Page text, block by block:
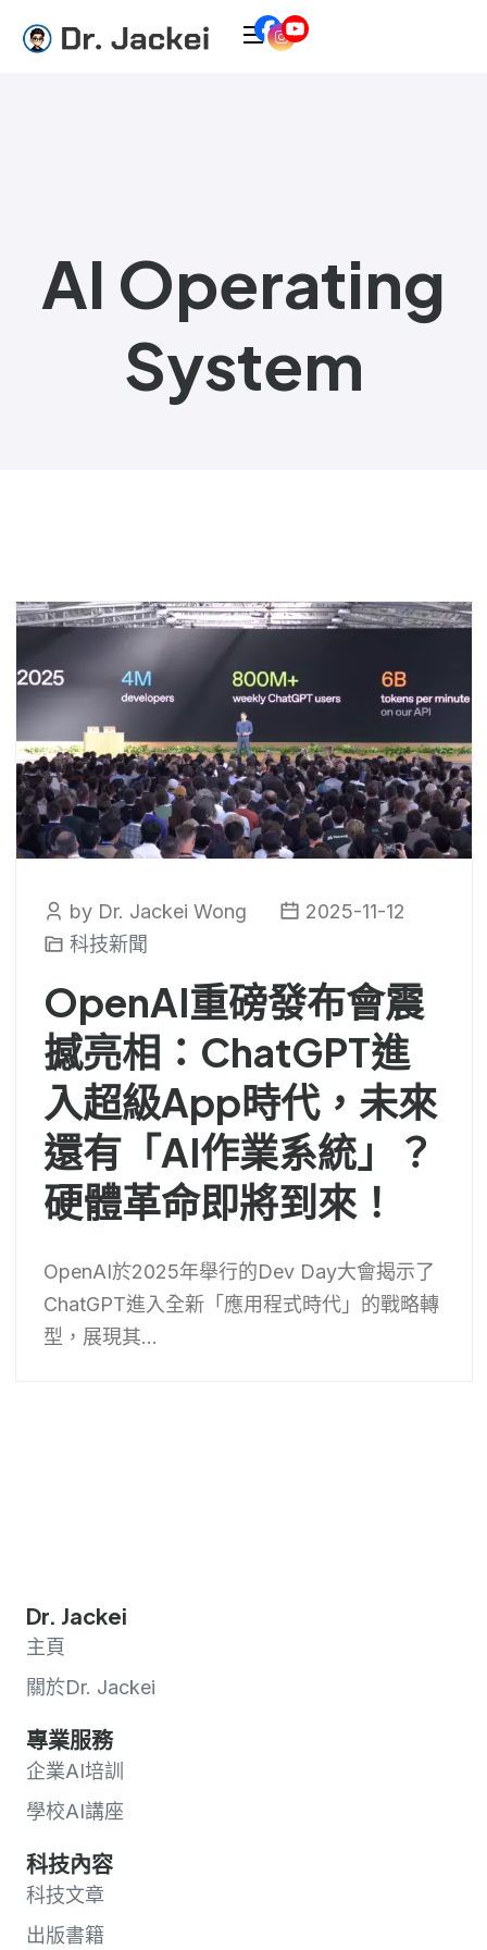
AI Operating
System
by Dr. Jackei Wong
2025-11-12
科技新聞
OpenAI重磅發布會震
撼亮相：ChatGPT進
入超級App時代，未來
還有「AI作業系統」？
硬體革命即將到來！
OpenAI於2025年舉行的Dev Day大會揭示了
ChatGPT進入全新「應用程式時代」的戰略轉
型，展現其...
Dr. Jackei
主頁
關於Dr. Jackei
專業服務
企業AI培訓
學校AI講座
科技內容
科技文章
出版書籍